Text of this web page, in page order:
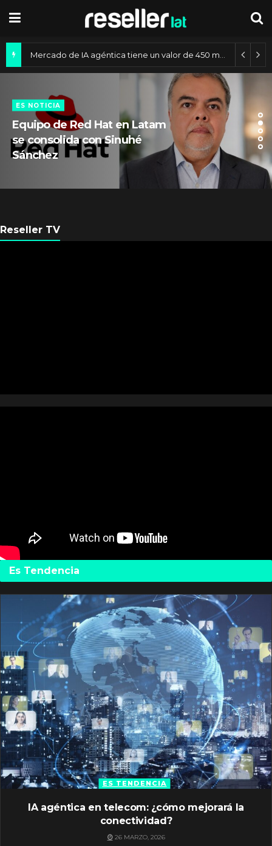
ES NOTICIA
Equipo de Red Hat en Latam
se consolida con Sinuhé
Sánchez
Reseller TV
Es Tendencia
ES TENDENCIA
IA agéntica en telecom: ¿cómo mejorará la
conectividad?
26 MARZO, 2026